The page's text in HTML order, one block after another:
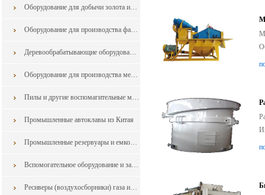
Оборудование для добычи золота из Китая
Оборудование для производства фанеры из шпона
Деревообрабатывающие оборудования
Оборудование для производства мебели
Пилы и другие воспомагительные машины для обработки дерева и мебели из Китая
Промышленные автоклавы из Китая
Промышленные резервуары и емкости из китая
Вспомогательное оборудование и запчасти в горной промышленности из Китая
Ресиверы (воздухосборники) газа из Китая